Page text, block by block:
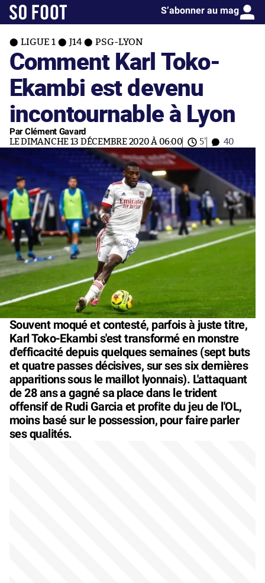
S’abonner au mag
LIGUE 1 J14 PSG-LYON
Comment Karl Toko-
Ekambi est devenu
incontournable à Lyon
Par Clément Gavard
LE DIMANCHE 13 DÉCEMBRE 2020 À 06:00 5' 40
Souvent moqué et contesté, parfois à juste titre,
Karl Toko-Ekambi s'est transformé en monstre
d'efficacité depuis quelques semaines (sept buts
et quatre passes décisives, sur ses six dernières
apparitions sous le maillot lyonnais). L'attaquant
de 28 ans a gagné sa place dans le trident
offensif de Rudi Garcia et profite du jeu de l'OL,
moins basé sur le possession, pour faire parler
ses qualités.